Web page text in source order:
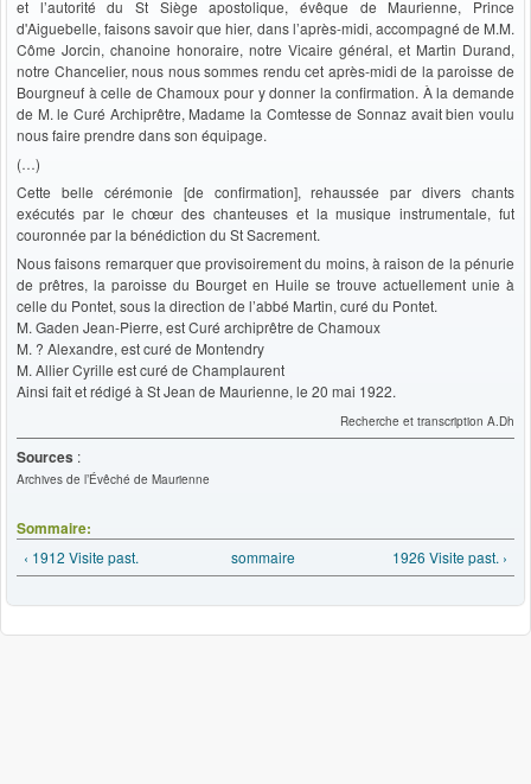
et l’autorité du St Siège apostolique, évêque de Maurienne, Prince
d'Aiguebelle, faisons savoir que hier, dans l’après-midi, accompagné de M.M.
Côme Jorcin, chanoine honoraire, notre Vicaire général, et Martin Durand,
notre Chancelier, nous nous sommes rendu cet après-midi de la paroisse de
Bourgneuf à celle de Chamoux pour y donner la confirmation. À la demande
de M. le Curé Archiprêtre, Madame la Comtesse de Sonnaz avait bien voulu
nous faire prendre dans son équipage.
(…)
Cette belle cérémonie [de confirmation], rehaussée par divers chants
exécutés par le chœur des chanteuses et la musique instrumentale, fut
couronnée par la bénédiction du St Sacrement.
Nous faisons remarquer que provisoirement du moins, à raison de la pénurie
de prêtres, la paroisse du Bourget en Huile se trouve actuellement unie à
celle du Pontet, sous la direction de l’abbé Martin, curé du Pontet.
M. Gaden Jean-Pierre, est Curé archiprêtre de Chamoux
M. ? Alexandre, est curé de Montendry
M. Allier Cyrille est curé de Champlaurent
Ainsi fait et rédigé à St Jean de Maurienne, le 20 mai 1922.
Recherche et transcription A.Dh
Sources :
Archives de l’Évêché de Maurienne
Sommaire:
‹ 1912 Visite past. sommaire 1926 Visite past. ›